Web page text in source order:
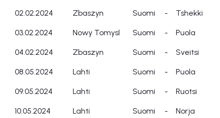
02.02.2024 Zbaszyn Suomi - Tshekki
03.02.2024 Nowy Tomysl Suomi - Puola
04.02.2024 Zbaszyn Suomi - Sveitsi
08.05.2024 Lahti Suomi - Puola
09.05.2024 Lahti Suomi - Ruotsi
10.05.2024 Lahti Suomi - Norja